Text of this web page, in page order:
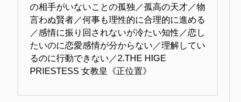
の相手がいないことの孤独／孤高の天才／物
言わぬ賢者／何事も理性的に合理的に進める
／感情に振り回されないが冷たい知性／恋し
たいのに恋愛感情が分からない／理解してい
るのに行動できない／2.THE HIGE
PRIESTESS 女教皇《正位置》